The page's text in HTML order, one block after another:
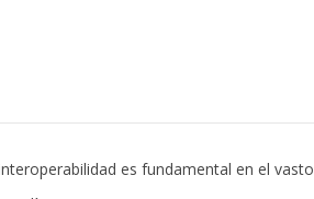
es fundamental en el vasto